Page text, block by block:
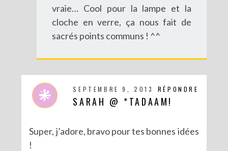
vraie… Cool pour la lampe et la
cloche en verre, ça nous fait de
sacrés points communs ! ^^
RÉPONDRE
SEPTEMBRE 9, 2013
SARAH @ *TADAAM!
Super, j’adore, bravo pour tes bonnes idées
!